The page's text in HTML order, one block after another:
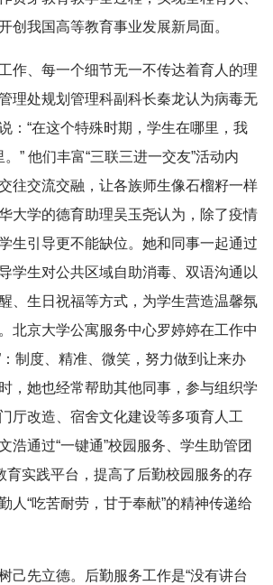
创我国高等教育事业发展新局面。
作、每一个细节无一不传达着育人的理
理处规划管理科副科长秦龙认为病毒无
：“在这个特殊时期，学生在哪里，我
。” 他们丰富“三联三进一交友”活动内
往交流交融，让各族师生像石榴籽一样
大学的德育助理吴玉尧认为，除了疫情
生引导更不能缺位。她和同事一起通过
学生对公共区域自助消毒、双语沟通以
、生日祝福等方式，为学生营造温馨氛
北京大学公寓服务中心罗婷婷在工作中
：制度、精准、微笑，努力做到让来办
，她也经常帮助其他同事，参与组织学
厅改造、宿舍文化建设等多项育人工
浩通过“一键通”校园服务、学生助管团
育实践平台，提高了后勤校园服务的存
人“吃苦耐劳，甘于奉献”的精神传递给
己先立德。后勤服务工作是“没有讲台